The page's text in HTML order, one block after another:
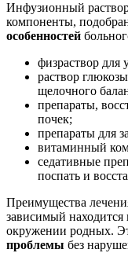
Инфузионный
компоненты,
особенностей
физраствор для
раствор
щелочного
препараты,
почек;
препараты для
витаминный
седативные
поспать и
Преимущества
зависимый
окружении родных.
проблемы без